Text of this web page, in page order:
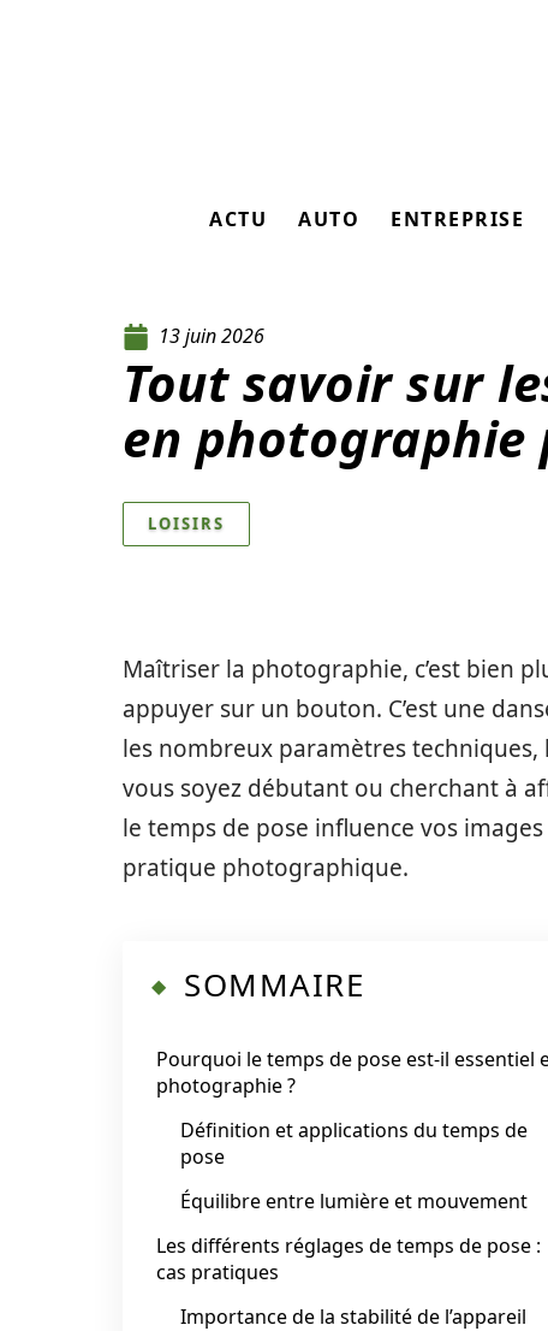
ACTU AUTO ENTREPRISE
13 juin 2026
Tout savoir sur
en
LOISIRS
Maîtriser la photographie, c’est bien
appuyer sur un bouton. C’est une
les nombreux paramètres
vous soyez débutant ou cherchant à
le temps de pose influence vos
pratique photographique.
SOMMAIRE
Pourquoi le temps de pose est-il essentiel
photographie ?
Définition et applications du temps de
pose
Équilibre entre lumière et mouvement
Les différents réglages de temps de pose :
cas pratiques
Importance de la stabilité de l’appareil